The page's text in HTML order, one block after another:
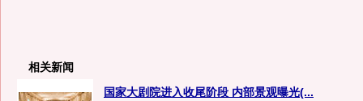
相关新闻
国家大剧院进入收尾阶段 内部景观曝光(...